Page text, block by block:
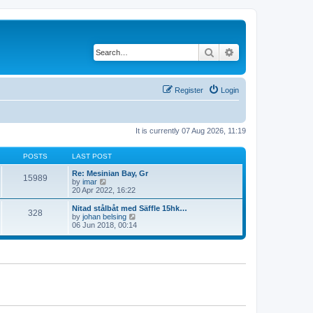
Search
Login
Register
It is currently 07 Aug 2026, 11:19
POSTS LAST POST
15989
Re: Mesinian Bay, Gr
by imar
i
e
w
t
h
l
e
s
20 Apr 2022, 16:22
328
Nitad stålbåt med Säffle 15hk…
by johan belsing
i
w
e
s
06 Jun 2018, 00:14